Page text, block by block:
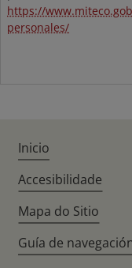
https://
personales/
Inicio
Accesibilidade
Mapa do Sitio
Guía de